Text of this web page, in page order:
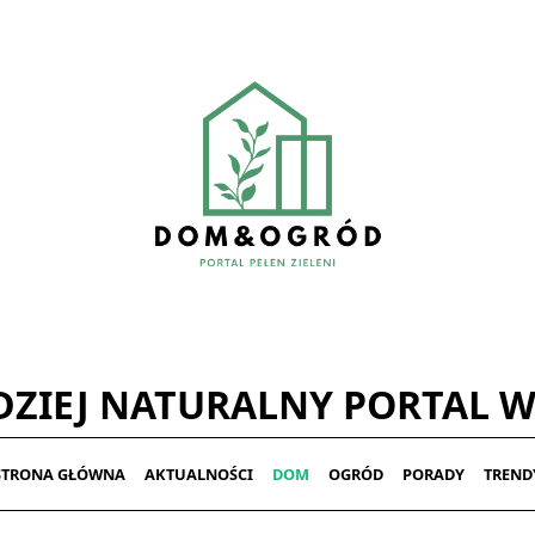
NATURALNY PORTAL
GŁÓWNA AKTUALNOŚCI DOM OGRÓD PORADY